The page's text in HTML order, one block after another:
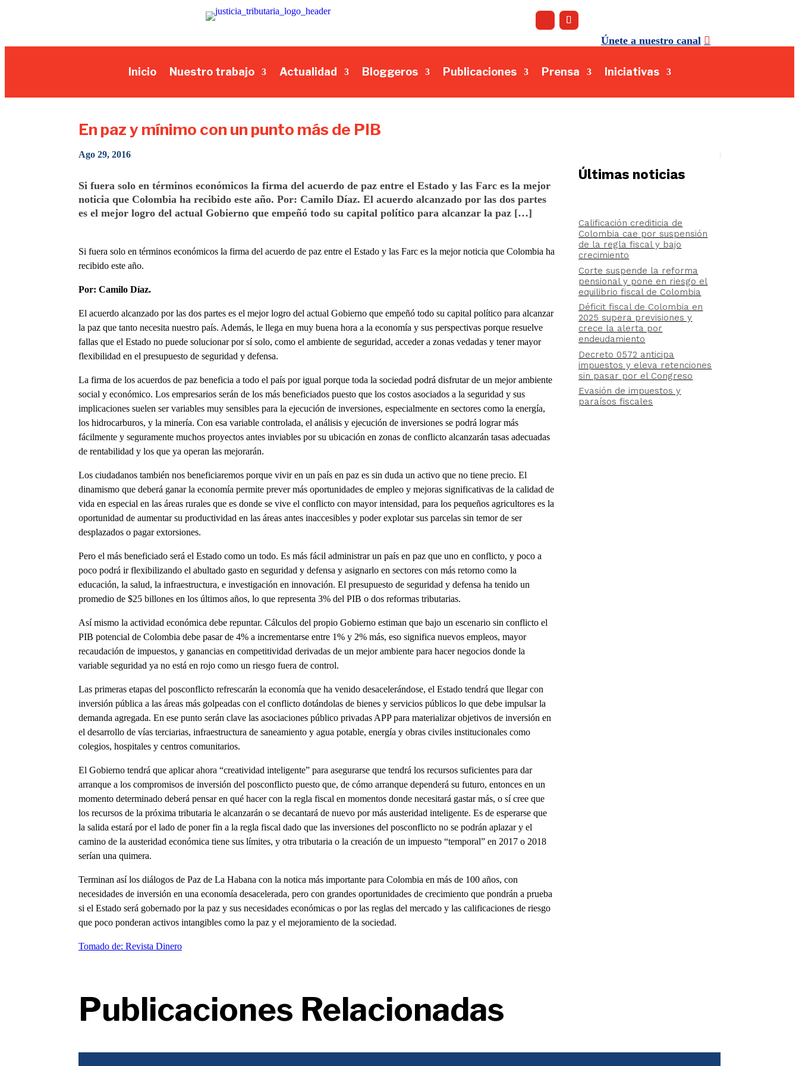
Únete a nuestro canal
Inicio Nuestro trabajo Actualidad Bloggeros Publicaciones Prensa Iniciativas
En paz y mínimo con un punto más de PIB
Ago 29, 2016
Si fuera solo en términos económicos la firma del acuerdo de paz entre el Estado y las Farc es la mejor
noticia que Colombia ha recibido este año. Por: Camilo Díaz. El acuerdo alcanzado por las dos partes
es el mejor logro del actual Gobierno que empeñó todo su capital político para alcanzar la paz […]
Si fuera solo en términos económicos la firma del acuerdo de paz entre el Estado y las Farc es la mejor noticia que Colombia ha
recibido este año.
Por: Camilo Díaz.
El acuerdo alcanzado por las dos partes es el mejor logro del actual Gobierno que empeñó todo su capital político para alcanzar
la paz que tanto necesita nuestro país. Además, le llega en muy buena hora a la economía y sus perspectivas porque resuelve
fallas que el Estado no puede solucionar por sí solo, como el ambiente de seguridad, acceder a zonas vedadas y tener mayor
flexibilidad en el presupuesto de seguridad y defensa.
La firma de los acuerdos de paz beneficia a todo el país por igual porque toda la sociedad podrá disfrutar de un mejor ambiente
social y económico. Los empresarios serán de los más beneficiados puesto que los costos asociados a la seguridad y sus
implicaciones suelen ser variables muy sensibles para la ejecución de inversiones, especialmente en sectores como la energía,
los hidrocarburos, y la minería. Con esa variable controlada, el análisis y ejecución de inversiones se podrá lograr más
fácilmente y seguramente muchos proyectos antes inviables por su ubicación en zonas de conflicto alcanzarán tasas adecuadas
de rentabilidad y los que ya operan las mejorarán.
Los ciudadanos también nos beneficiaremos porque vivir en un país en paz es sin duda un activo que no tiene precio. El
dinamismo que deberá ganar la economía permite prever más oportunidades de empleo y mejoras significativas de la calidad de
vida en especial en las áreas rurales que es donde se vive el conflicto con mayor intensidad, para los pequeños agricultores es la
oportunidad de aumentar su productividad en las áreas antes inaccesibles y poder explotar sus parcelas sin temor de ser
desplazados o pagar extorsiones.
Pero el más beneficiado será el Estado como un todo. Es más fácil administrar un país en paz que uno en conflicto, y poco a
poco podrá ir flexibilizando el abultado gasto en seguridad y defensa y asignarlo en sectores con más retorno como la
educación, la salud, la infraestructura, e investigación en innovación. El presupuesto de seguridad y defensa ha tenido un
promedio de $25 billones en los últimos años, lo que representa 3% del PIB o dos reformas tributarias.
Así mismo la actividad económica debe repuntar. Cálculos del propio Gobierno estiman que bajo un escenario sin conflicto el
PIB potencial de Colombia debe pasar de 4% a incrementarse entre 1% y 2% más, eso significa nuevos empleos, mayor
recaudación de impuestos, y ganancias en competitividad derivadas de un mejor ambiente para hacer negocios donde la
variable seguridad ya no está en rojo como un riesgo fuera de control.
Las primeras etapas del posconflicto refrescarán la economía que ha venido desacelerándose, el Estado tendrá que llegar con
inversión pública a las áreas más golpeadas con el conflicto dotándolas de bienes y servicios públicos lo que debe impulsar la
demanda agregada. En ese punto serán clave las asociaciones público privadas APP para materializar objetivos de inversión en
el desarrollo de vías terciarias, infraestructura de saneamiento y agua potable, energía y obras civiles institucionales como
colegios, hospitales y centros comunitarios.
El Gobierno tendrá que aplicar ahora “creatividad inteligente” para asegurarse que tendrá los recursos suficientes para dar
arranque a los compromisos de inversión del posconflicto puesto que, de cómo arranque dependerá su futuro, entonces en un
momento determinado deberá pensar en qué hacer con la regla fiscal en momentos donde necesitará gastar más, o sí cree que
los recursos de la próxima tributaria le alcanzarán o se decantará de nuevo por más austeridad inteligente. Es de esperarse que
la salida estará por el lado de poner fin a la regla fiscal dado que las inversiones del posconflicto no se podrán aplazar y el
camino de la austeridad económica tiene sus límites, y otra tributaria o la creación de un impuesto “temporal” en 2017 o 2018
serían una quimera.
Terminan así los diálogos de Paz de La Habana con la notica más importante para Colombia en más de 100 años, con
necesidades de inversión en una economía desacelerada, pero con grandes oportunidades de crecimiento que pondrán a prueba
si el Estado será gobernado por la paz y sus necesidades económicas o por las reglas del mercado y las calificaciones de riesgo
que poco ponderan activos intangibles como la paz y el mejoramiento de la sociedad.
Tomado de: Revista Dinero
Últimas noticias
Calificación crediticia de
Colombia cae por suspensión
de la regla fiscal y bajo
crecimiento
Corte suspende la reforma
pensional y pone en riesgo el
equilibrio fiscal de Colombia
Déficit fiscal de Colombia en
2025 supera previsiones y
crece la alerta por
endeudamiento
Decreto 0572 anticipa
impuestos y eleva retenciones
sin pasar por el Congreso
Evasión de impuestos y
paraísos fiscales
Publicaciones Relacionadas